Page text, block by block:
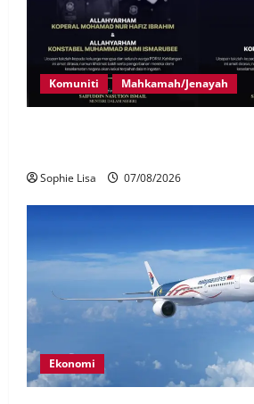
Komuniti Mahkamah/Jenayah
Sophie Lisa 07/08/2026
Ekonomi